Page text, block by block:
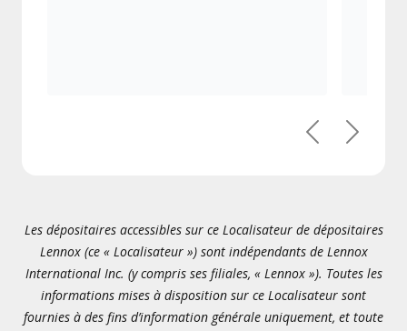
PrécédentSuivant
Les dépositaires accessibles sur ce Localisateur de dépositaires
Lennox (ce « Localisateur ») sont indépendants de Lennox
International Inc. (y compris ses filiales, « Lennox »). Toutes les
informations mises à disposition sur ce Localisateur sont
fournies à des fins d’information générale uniquement, et toute